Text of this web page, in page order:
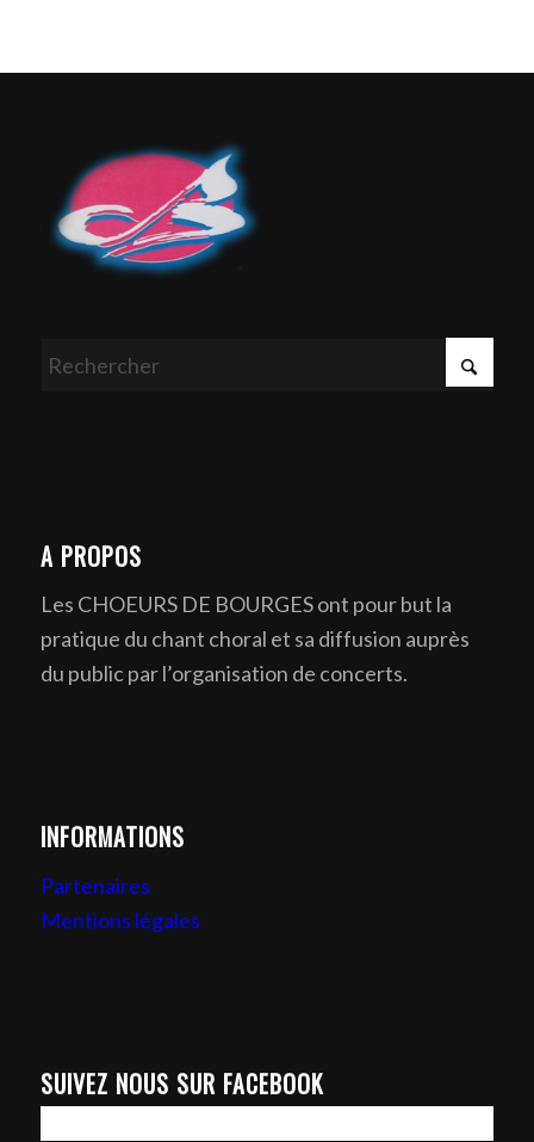
A PROPOS
Les CHOEURS DE BOURGES ont pour but la
pratique du chant choral et sa diffusion auprès
du public par l’organisation de concerts.
INFORMATIONS
Partenaires
Mentions légales
SUIVEZ NOUS SUR FACEBOOK